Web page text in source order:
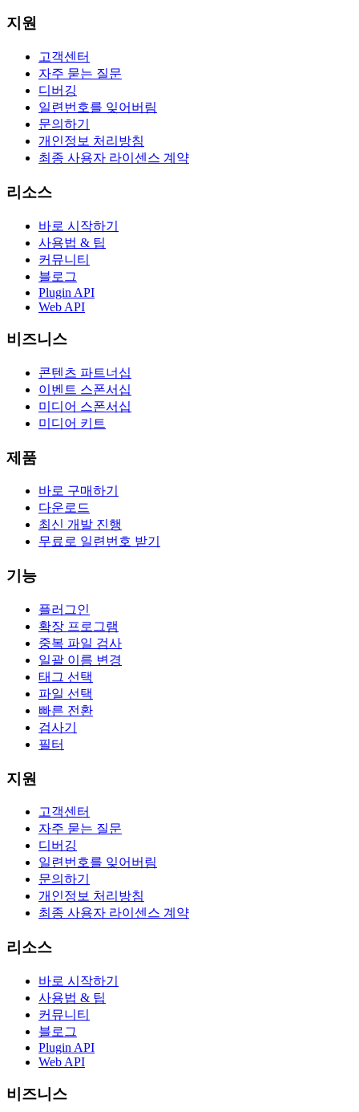
지원
고객센터
자주 묻는 질문
디버깅
일련번호를 잊어버림
문의하기
개인정보 처리방침
최종 사용자 라이센스 계약
리소스
바로 시작하기
사용법 & 팁
커뮤니티
블로그
Plugin API
Web API
비즈니스
콘텐츠 파트너십
이벤트 스폰서십
미디어 스폰서십
미디어 키트
제품
바로 구매하기
다운로드
최신 개발 진행
무료로 일련번호 받기
기능
플러그인
확장 프로그램
중복 파일 검사
일괄 이름 변경
태그 선택
파일 선택
빠른 전환
검사기
필터
지원
고객센터
자주 묻는 질문
디버깅
일련번호를 잊어버림
문의하기
개인정보 처리방침
최종 사용자 라이센스 계약
리소스
바로 시작하기
사용법 & 팁
커뮤니티
블로그
Plugin API
Web API
비즈니스